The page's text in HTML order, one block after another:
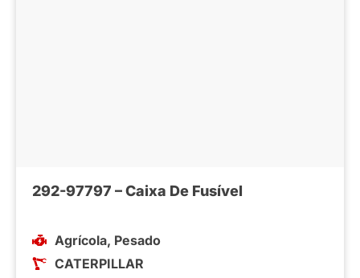
292-97797 – Caixa De Fusível
Agrícola, Pesado
CATERPILLAR